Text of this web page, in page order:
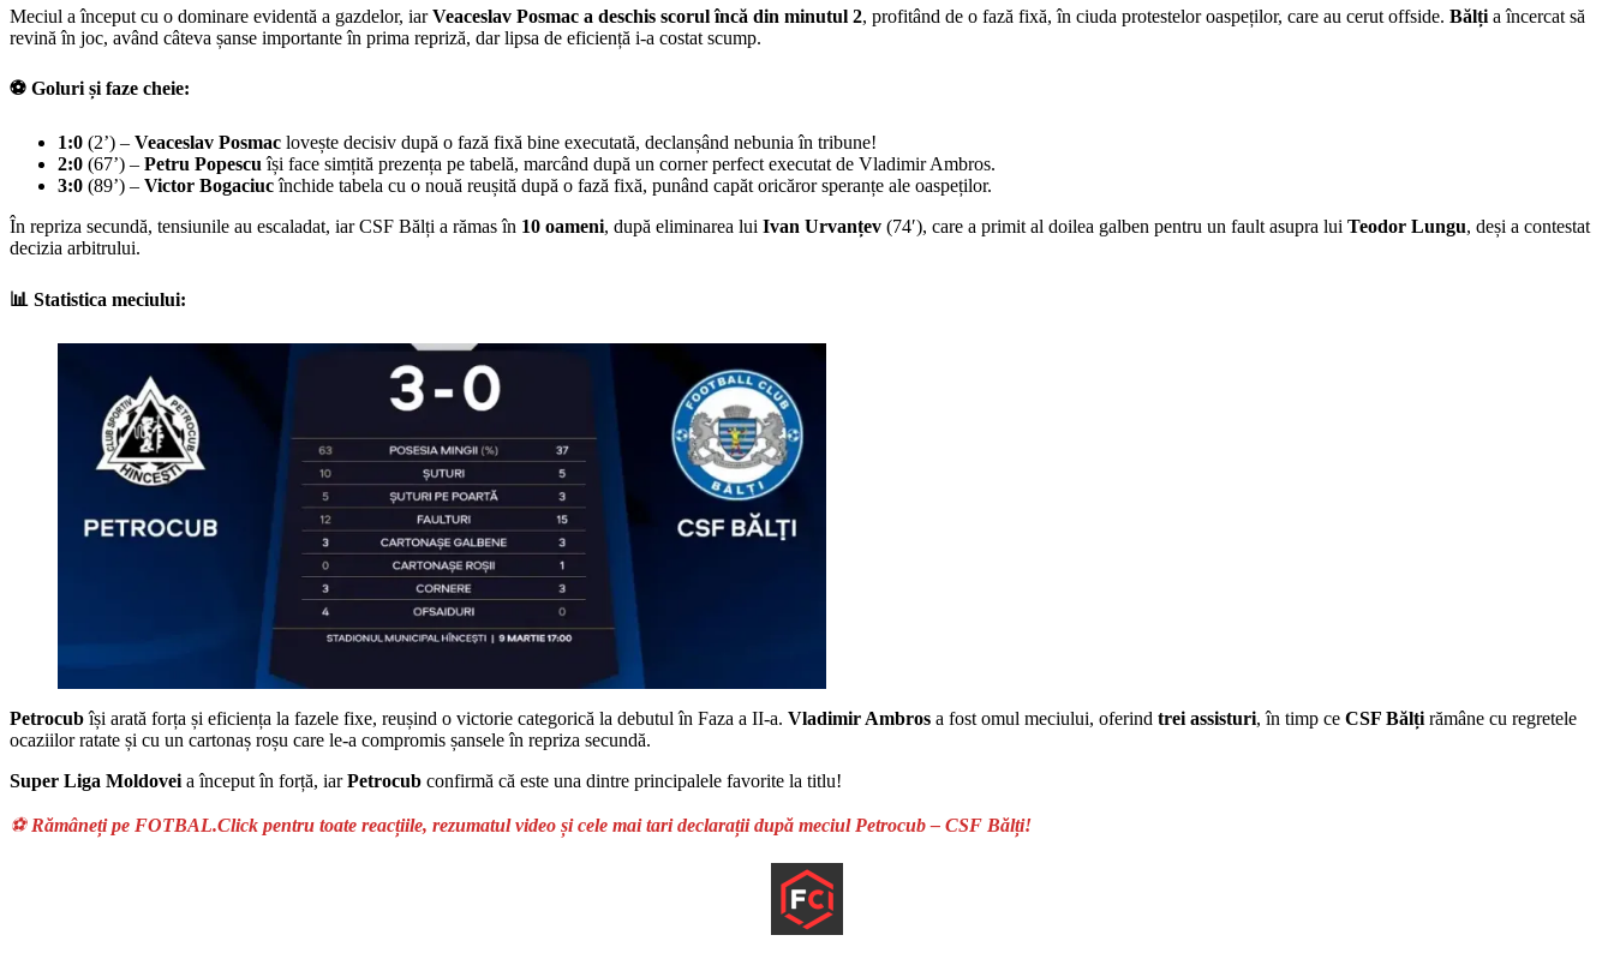
Meciul a început cu o dominare evidentă a gazdelor, iarVeaceslav Posmac a deschis scorul încă din minutul 2, profitând de o fază fixă, în ciuda protestelor oaspeților, care au cerut offside. Bălți a încercat să
revină în joc, având câteva șanse importante în prima repriză, dar lipsa de eficiență i-a costat scump.
⚽ Goluri și faze cheie:
1:0 (2’) – Veaceslav Posmac lovește decisiv după o fază fixă bine executată, declanșând nebunia în tribune!
2:0 (67’) – Petru Popescu își face simțită prezența pe tabelă, marcând după un corner perfect executat de Vladimir Ambros.
3:0 (89’) – Victor Bogaciucînchide tabela cu o nouă reușită după o fază fixă, punând capăt oricăror speranțe ale oaspeților.
În repriza secundă, tensiunile au escaladat, iar CSF Bălți a rămas în 10 oameni, după eliminarea lui Ivan Urvanțev (74′), care a primit al doilea galben pentru un fault asupra lui Teodor Lungu, deși a contestat
decizia arbitrului.
📊 Statistica meciului:
Petrocubîși arată forța și eficiența la fazele fixe, reușind o victorie categorică la debutul în Faza a II-a. Vladimir Ambros a fost omul meciului, oferind trei assisturi, în timp ce CSF Bălți rămâne cu regretele
ocaziilor ratate și cu un cartonaș roșu care le-a compromis șansele în repriza secundă.
Super Liga Moldovei a început în forță, iarPetrocub confirmă că este una dintre principalele favorite la titlu!
⚽ Rămâneți pe FOTBAL.Click pentru toate reacțiile, rezumatul video și cele mai tari declarații după meciul Petrocub – CSF Bălți!